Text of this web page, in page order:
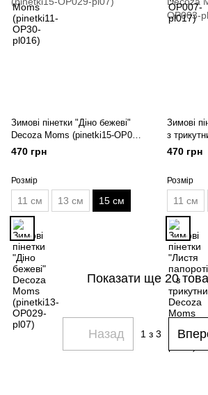
Зимові пінетки "Діно бежеві"
Decoza Moms (pinetki15-ОР029-
pl07)
470 грн
Розмір
11 см 13 см 15 см
Зимові
з
470 грн
Розмір
11 см
Показати ще 20
Назад 1 з 3